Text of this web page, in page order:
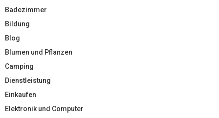
Badezimmer
Bildung
Blog
Blumen und Pflanzen
Camping
Dienstleistung
Einkaufen
Elektronik und Computer